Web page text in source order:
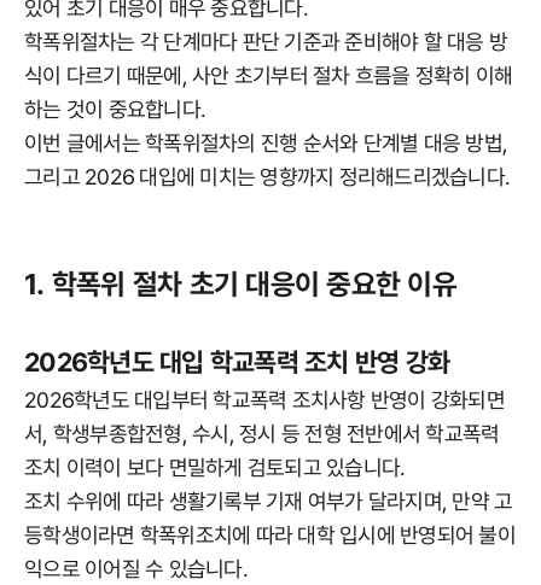
있어 초기 대응이 매우 중요합니다.
학폭위절차는 각 단계마다 판단 기준과 준비해야 할 대응 방
식이 다르기 때문에, 사안 초기부터 절차 흐름을 정확히 이해
하는 것이 중요합니다.
이번 글에서는 학폭위절차의 진행 순서와 단계별 대응 방법,
그리고 2026 대입에 미치는 영향까지 정리해드리겠습니다.
1. 학폭위 절차 초기 대응이 중요한 이유
2026학년도 대입 학교폭력 조치 반영 강화
2026학년도 대입부터 학교폭력 조치사항 반영이 강화되면
서, 학생부종합전형, 수시, 정시 등 전형 전반에서 학교폭력
조치 이력이 보다 면밀하게 검토되고 있습니다.
조치 수위에 따라 생활기록부 기재 여부가 달라지며, 만약 고
등학생이라면 학폭위조치에 따라 대학 입시에 반영되어 불이
익으로 이어질 수 있습니다.